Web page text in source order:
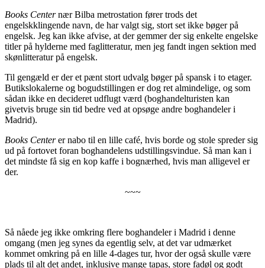
Books Centernær Bilba metrostation fører trods det
engelskklingende navn, de har valgt sig, stort set ikke bøger på
engelsk. Jeg kan ikke afvise, at der gemmer der sig enkelte engelske
titler på hylderne med faglitteratur, men jeg fandt ingen sektion med
skønlitteratur på engelsk.
Til gengæld er der et pænt stort udvalg bøger på spansk i to etager.
Butikslokalerne og bogudstillingen er dog ret almindelige, og som
sådan ikke en decideret udflugt værd (boghandelturisten kan
givetvis bruge sin tid bedre ved at opsøge andre boghandeler i
Madrid).
Books Centerer nabo til en lille café, hvis borde og stole spreder sig
ud på fortovet foran boghandelens udstillingsvindue. Så man kan i
det mindste få sig en kop kaffe i bognærhed, hvis man alligevel er
der.
~~~
Så nåede jeg ikke omkring flere boghandeler i Madrid i denne
omgang (men jeg synes da egentlig selv, at det var udmærket
kommet omkring på en lille 4-dages tur, hvor der også skulle være
plads til alt det andet, inklusive mange tapas, store fadøl og godt